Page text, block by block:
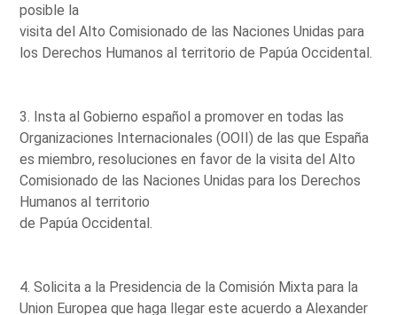
posible la
visita del Alto Comisionado de las Naciones Unidas para
los Derechos Humanos al territorio de Papúa Occidental.
3. Insta al Gobierno español a promover en todas las
Organizaciones Internacionales (OOII) de las que España
es miembro, resoluciones en favor de la visita del Alto
Comisionado de las Naciones Unidas para los Derechos
Humanos al territorio
de Papúa Occidental.
4. Solicita a la Presidencia de la Comisión Mixta para la
Union Europea que haga llegar este acuerdo a Alexander